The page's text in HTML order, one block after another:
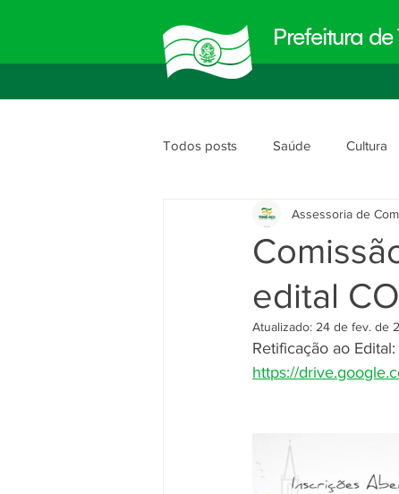
Prefeitura
Todos posts Saúde Cultura
Meio Ambiente Obras e
Planejamento e Gestão
edital
Assessoria de
Atualizado: 24 de fev. de
Retificação ao Edital:
https://